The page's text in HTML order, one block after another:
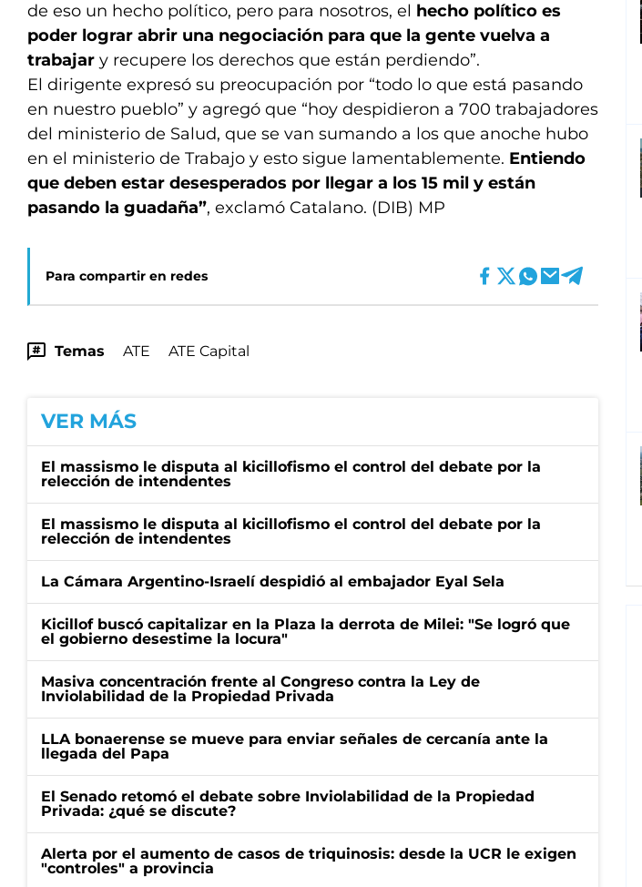
de eso un hecho político, pero para nosotros, el hecho político es
poder lograr abrir una negociación para que la gente vuelva a
trabajar y recupere los derechos que están perdiendo”.
El dirigente expresó su preocupación por “todo lo que está pasando
en nuestro pueblo” y agregó que “hoy despidieron a 700 trabajadores
del ministerio de Salud, que se van sumando a los que anoche hubo
en el ministerio de Trabajo y esto sigue lamentablemente. Entiendo
que deben estar desesperados por llegar a los 15 mil y están
pasando la guadaña”, exclamó Catalano. (DIB) MP
Para compartir en redes
Temas ATE ATE Capital
VER MÁS
El massismo le disputa al kicillofismo el control del debate por la
relección de intendentes
El massismo le disputa al kicillofismo el control del debate por la
relección de intendentes
La Cámara Argentino-Israelí despidió al embajador Eyal Sela
Kicillof buscó capitalizar en la Plaza la derrota de Milei: "Se logró que
el gobierno desestime la locura"
Masiva concentración frente al Congreso contra la Ley de
Inviolabilidad de la Propiedad Privada
LLA bonaerense se mueve para enviar señales de cercanía ante la
llegada del Papa
El Senado retomó el debate sobre Inviolabilidad de la Propiedad
Privada: ¿qué se discute?
Alerta por el aumento de casos de triquinosis: desde la UCR le exigen
"controles" a provincia